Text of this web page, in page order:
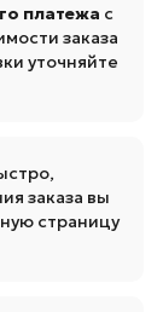
платежа с
заказа
уточняйте
заказа вы
страницу